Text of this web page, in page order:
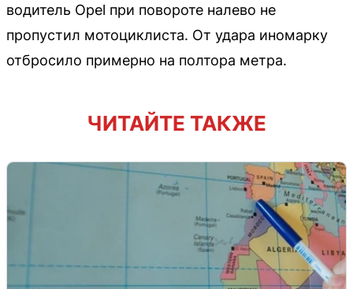
водитель Opel при повороте налево не
пропустил мотоциклиста. От удара иномарку
отбросило примерно на полтора метра.
ЧИТАЙТЕ ТАКЖЕ